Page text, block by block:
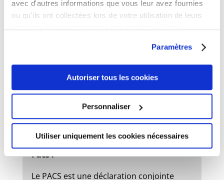
avec d'autres informations que vous leur avez fournies
ou qu'ils ont collectées lors de votre utilisation de leurs
Paramètres
Autoriser tous les cookies
Personnaliser
Utiliser uniquement les cookies nécessaires
État civil
Un dossier de mariage est à retirer en
mairie. Le mariage peut être célébré dans
la commune où l’un des futurs époux à
son domicile ou sa résidence.
Pacs :
Le PACS est une déclaration conjointe